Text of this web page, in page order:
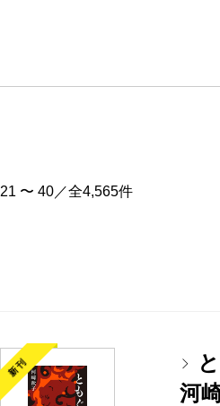
21 〜 40／全4,565件
新刊
河